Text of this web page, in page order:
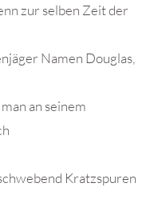
zur selben Zeit der
Namen Douglas,
an seinem
Kratzspuren